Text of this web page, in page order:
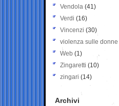
Vendola (41)
Verdi (16)
Vincenzi (30)
violenza sulle donne
Web (1)
Zingaretti (10)
zingari (14)
Archivi